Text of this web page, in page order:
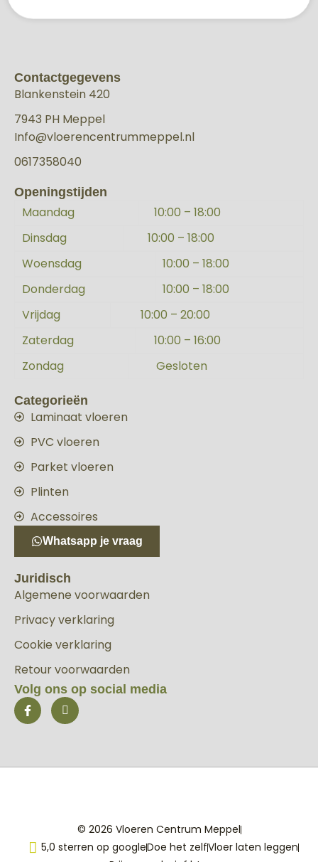
Contactgegevens
Blankenstein 420
7943 PH Meppel
Info@vloerencentrummeppel.nl
0617358040
Openingstijden
Maandag
10:00 – 18:00
Dinsdag
10:00 – 18:00
Woensdag
10:00 – 18:00
Donderdag
10:00 – 18:00
Vrijdag
10:00 – 20:00
Zaterdag
10:00 – 16:00
Zondag
Gesloten
Categorieën
Laminaat vloeren
PVC vloeren
Parket vloeren
Plinten
Accessoires
Whatsapp je vraag
Juridisch
Algemene voorwaarden
Privacy verklaring
Cookie verklaring
Retour voorwaarden
Volg ons op social media
© 2026 Vloeren Centrum Meppel
5,0 sterren op googleDoe het zelfVloer laten leggen